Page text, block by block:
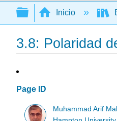
Buscar
Expandir/
Inicio
3.8: Polaridad
Page ID
Muhammad Arif